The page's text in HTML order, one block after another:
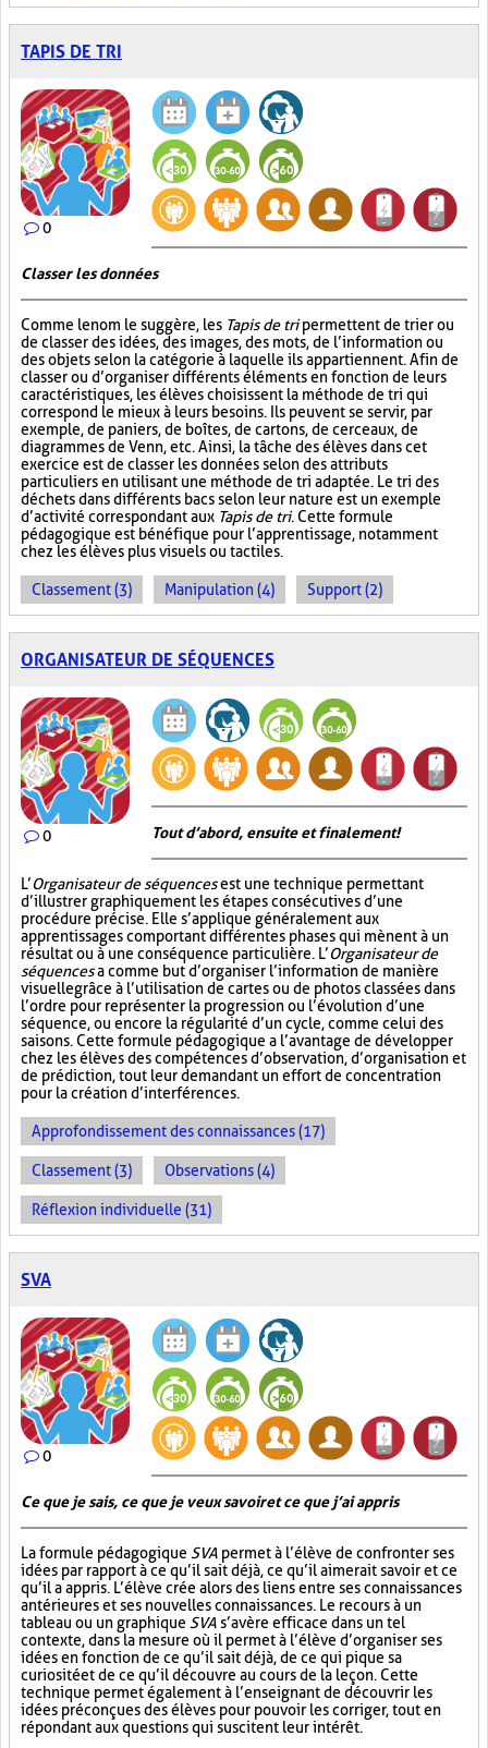
TAPIS DE TRI
0
Classer les données
Comme le nom le suggère, les Tapis de tripermettent de trier ou
de classer des idées, des images, des mots, de l’information ou
des objets selon la catégorie à laquelle ils appartiennent. Afin de
classer ou d’organiser différents éléments en fonction de leurs
caractéristiques, les élèves choisissent la méthode de tri qui
correspond le mieux à leurs besoins. Ils peuvent se servir, par
exemple, de paniers, de boîtes, de cartons, de cerceaux, de
diagrammes de Venn, etc. Ainsi, la tâche des élèves dans cet
exercice est de classer les données selon des attributs
particuliers en utilisant une méthode de tri adaptée. Le tri des
déchets dans différents bacs selon leur nature est un exemple
d’activité correspondant aux Tapis de tri. Cette formule
pédagogique est bénéfique pour l’apprentissage, notamment
chez les élèves plus visuels ou tactiles.
Classement (3) Manipulation (4) Support (2)
ORGANISATEUR DE SÉQUENCES
0 Tout d’abord, ensuite et finalement!
L’Organisateur de séquencesest une technique permettant
d’illustrer graphiquement les étapes consécutives d’une
procédure précise. Elle s’applique généralement aux
apprentissages comportant différentes phases qui mènent à un
résultat ou à une conséquence particulière. L’Organisateur de
séquencesa comme but d’organiser l’information de manière
visuellegrâce à l’utilisation de cartes ou de photos classées dans
l’ordre pour représenter la progression ou l’évolution d’une
séquence, ou encore la régularité d’un cycle, comme celui des
saisons. Cette formule pédagogique a l’avantage de développer
chez les élèves des compétences d’observation, d’organisation et
de prédiction, tout leur demandant un effort de concentration
pour la création d’interférences.
Approfondissement des connaissances (17)
Classement (3) Observations (4)
Réflexion individuelle (31)
SVA
0
Ce que je sais, ce que je veux savoir et ce que j’ai appris
La formule pédagogique SVA permet à l’élève de confronter ses
idées par rapport à ce qu’il sait déjà, ce qu’il aimerait savoir et ce
qu’il a appris. L’élève crée alors des liens entre ses connaissances
antérieures et ses nouvelles connaissances. Le recours à un
tableau ou un graphique SVA s’avère efficace dans un tel
contexte, dans la mesure où il permet à l’élève d’organiser ses
idées en fonction de ce qu’il sait déjà, de ce qui pique sa
curiosité et de ce qu’il découvre au cours de la leçon. Cette
technique permet également à l’enseignant de découvrir les
idées préconçues des élèves pour pouvoir les corriger, tout en
répondant aux questions qui suscitent leur intérêt.